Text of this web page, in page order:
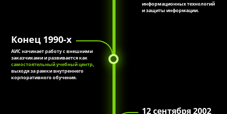
информационных технологий
и защиты информации.
Конец 1990-х
АИС начинает работу с внешними
заказчиками и развивается как
самостоятельный учебный центр,
выходя за рамки внутреннего
корпоративного обучения.
12 сентября 2002